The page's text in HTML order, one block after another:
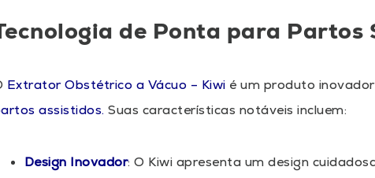
de Ponta para Partos
Extrator Obstétrico a Vácuo – Kiwi é um produto
assistidos. Suas características notáveis incluem:
Design Inovador: O Kiwi apresenta um design